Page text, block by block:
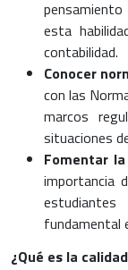
esta
contabilidad.
Conocer
con las
marcos
situaciones
Fomentar
importancia
fundamental
¿Qué es la